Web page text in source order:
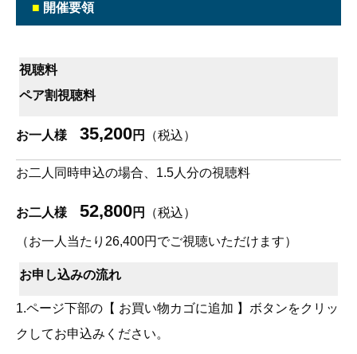
■ 開催要領
視聴料
ペア割視聴料
お一人様 35,200円 （税込）
お二人同時申込の場合、1.5人分の視聴料
お二人様 52,800円 （税込）
（お一人当たり26,400円でご視聴いただけます）
お申し込みの流れ
1.ページ下部の【 お買い物カゴに追加 】ボタンをクリッ
クしてお申込みください。